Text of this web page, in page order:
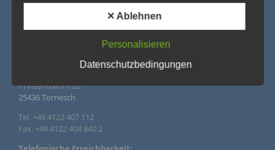
Agentur Rindle – Trends for Events
Prinzendamm 20
25436 Tornesch
Tel. +49 4122 407 112
Fax. +49 4122 404 840 2
Wir verwenden in dieser Datenschutzerklärung
a) personenbezogene Daten
Personenbezogene Daten sind alle Informationen, die
natürliche Person (im Folgenden „betroffene Person")
beziehen. Als identifizierbar wird eine natürliche Person
angesehen, die direkt oder indirekt, insbesondere
✕ Ablehnen
Personalisieren
Datenschutzbedingungen